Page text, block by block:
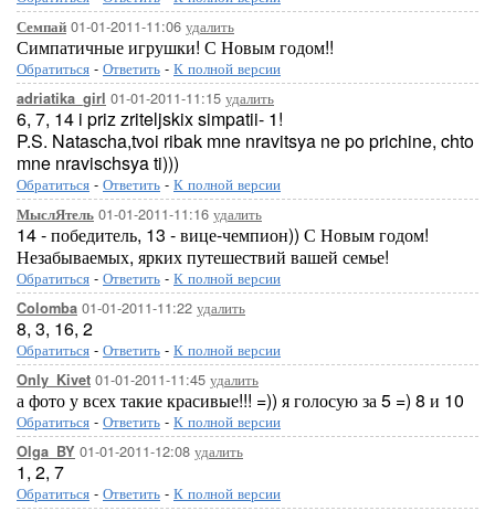
Семпай 01-01-2011-11:06 удалить
Симпатичные игрушки! С Новым годом!!
Обратиться - Ответить - К полной версии
adriatika_girl 01-01-2011-11:15 удалить
6, 7, 14 i priz zriteljskix simpatii- 1!
P.S. Natascha,tvoi ribak mne nravitsya ne po prichine, chto
mne nravischsya ti)))
Обратиться - Ответить - К полной версии
МыслЯтель 01-01-2011-11:16 удалить
14 - победитель, 13 - вице-чемпион)) С Новым годом!
Незабываемых, ярких путешествий вашей семье!
Обратиться - Ответить - К полной версии
Colomba 01-01-2011-11:22 удалить
8, 3, 16, 2
Обратиться - Ответить - К полной версии
Only_Kivet 01-01-2011-11:45 удалить
а фото у всех такие красивые!!! =)) я голосую за 5 =) 8 и 10
Обратиться - Ответить - К полной версии
Olga_BY 01-01-2011-12:08 удалить
1, 2, 7
Обратиться - Ответить - К полной версии